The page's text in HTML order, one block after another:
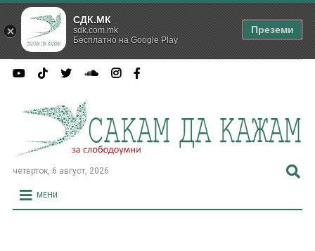
четврток, 6 август, 2026
МЕНИ
СДК.МК
sdk.com.mk
Бесплатно на Google Play
Преземи